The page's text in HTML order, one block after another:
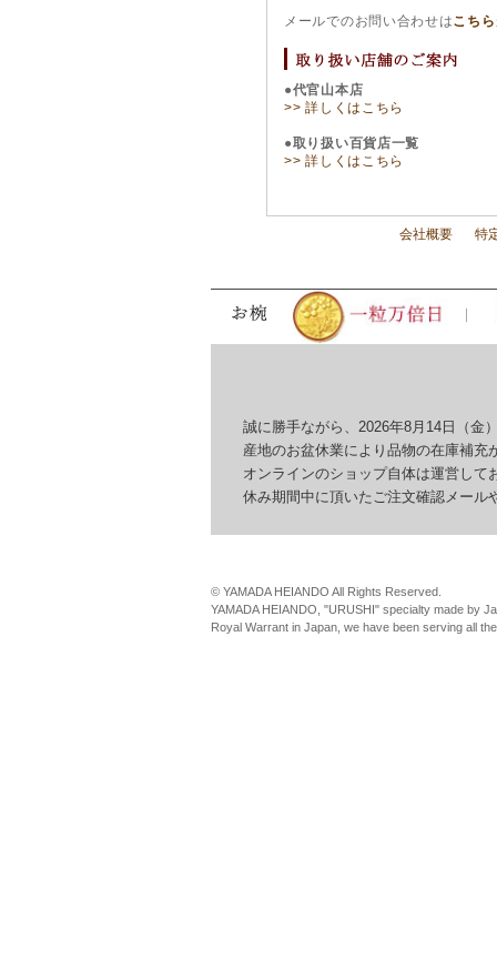
メールでのお問い合わせはこちら
●代官山本店
>> 詳しくはこちら
●取り扱い百貨店一覧
>> 詳しくはこちら
会社概要 特
誠に勝手ながら、2026年8月14日（金）
産地のお盆休業により品物の在庫補充が
オンラインのショップ自体は運営して
休み期間中に頂いたご注文確認メール
© YAMADA HEIANDO All Rights Reserved.
YAMADA HEIANDO, "URUSHI" specialty made by
Royal Warrant in Japan, we have been serving all